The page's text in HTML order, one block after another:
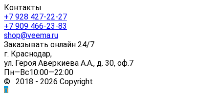
Контакты
+7 928 427-22-27
+7 909 466-23-83
shop@veema.ru
Заказывать онлайн 24/7
г. Краснодар,
ул. Героя Аверкиева А.А., д. 30, оф.7
Пн—Вс10:00—22:00
© 2018 - 2026 Copyright
0